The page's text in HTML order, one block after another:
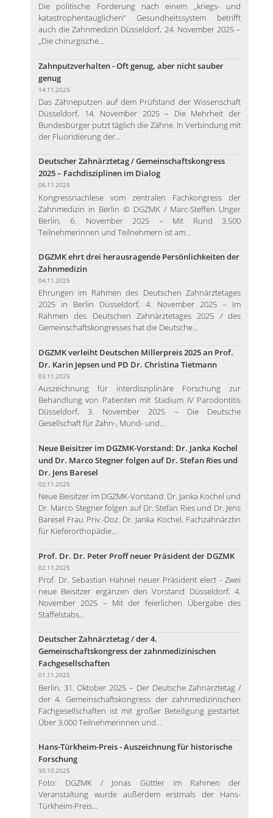
Die politische Forderung nach einem „kriegs- und
katastrophentauglichen“ Gesundheitssystem betrifft
auch die Zahnmedizin Düsseldorf, 24. November 2025 –
„Die chirurgische...
Zahnputzverhalten - Oft genug, aber nicht sauber
genug
14.11.2025
Das Zähneputzen auf dem Prüfstand der Wissenschaft
Düsseldorf, 14. November 2025 – Die Mehrheit der
Bundesbürger putzt täglich die Zähne. In Verbindung mit
der Fluoridierung der...
Deutscher Zahnärztetag / Gemeinschaftskongress
2025 – Fachdisziplinen im Dialog
06.11.2025
Kongressnachlese vom zentralen Fachkongress der
Zahnmedizin in Berlin © DGZMK / Marc-Steffen Unger
Berlin, 6. November 2025 – Mit Rund 3.500
Teilnehmerinnen und Teilnehmern ist am...
DGZMK ehrt drei herausragende Persönlichkeiten der
Zahnmedizin
04.11.2025
Ehrungen im Rahmen des Deutschen Zahnärztetages
2025 in Berlin Düsseldorf, 4. November 2025 – Im
Rahmen des Deutschen Zahnärztetages 2025 / des
Gemeinschaftskongresses hat die Deutsche...
DGZMK verleiht Deutschen Millerpreis 2025 an Prof.
Dr. Karin Jepsen und PD Dr. Christina Tietmann
03.11.2025
Auszeichnung für interdisziplinäre Forschung zur
Behandlung von Patienten mit Stadium IV Parodontitis
Düsseldorf, 3. November 2025 – Die Deutsche
Gesellschaft für Zahn-, Mund- und...
Neue Beisitzer im DGZMK-Vorstand: Dr. Janka Kochel
und Dr. Marco Stegner folgen auf Dr. Stefan Ries und
Dr. Jens Baresel
02.11.2025
Neue Beisitzer im DGZMK-Vorstand: Dr. Janka Kochel und
Dr. Marco Stegner folgen auf Dr. Stefan Ries und Dr. Jens
Baresel Frau Priv.-Doz. Dr. Janka Kochel, Fachzahnärztin
für Kieferorthopädie...
Prof. Dr. Dr. Peter Proff neuer Präsident der DGZMK
02.11.2025
Prof. Dr. Sebastian Hahnel neuer Präsident elect - Zwei
neue Beisitzer ergänzen den Vorstand Düsseldorf, 4.
November 2025 – Mit der feierlichen Übergabe des
Staffelstabs...
Deutscher Zahnärztetag / der 4.
Gemeinschaftskongress der zahnmedizinischen
Fachgesellschaften
01.11.2025
Berlin, 31. Oktober 2025 – Der Deutsche Zahnärztetag /
der 4. Gemeinschaftskongress der zahnmedizinischen
Fachgesellschaften ist mit großer Beteiligung gestartet.
Über 3.000 Teilnehmerinnen und...
Hans-Türkheim-Preis - Auszeichnung für historische
Forschung
30.10.2025
Foto: DGZMK / Jonas Güttler Im Rahmen der
Veranstaltung wurde außerdem erstmals der Hans-
Türkheim-Preis...